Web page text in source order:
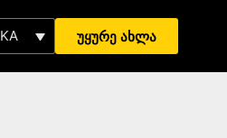
KA უყურე ახლა